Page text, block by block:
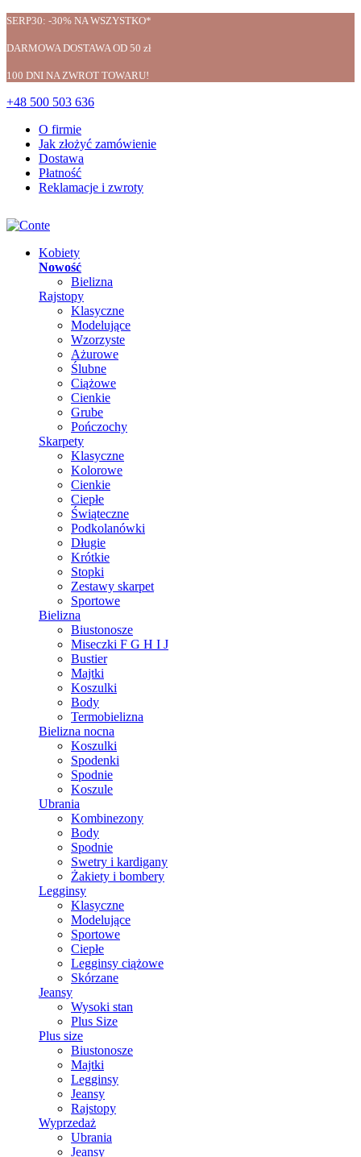
SERP30: -30% NA WSZYSTKO*
DARMOWA DOSTAWA OD 50 zł
100 DNI NA ZWROT TOWARU!
+48 500 503 636
O firmie
Jak złożyć zamówienie
Dostawa
Płatność
Reklamacje i zwroty
Kobiety
Nowość
Bielizna
Rajstopy
Klasyczne
Modelujące
Wzorzyste
Ażurowe
Ślubne
Ciążowe
Cienkie
Grube
Pończochy
Skarpety
Klasyczne
Kolorowe
Cienkie
Ciepłe
Świąteczne
Podkolanówki
Długie
Krótkie
Stopki
Zestawy skarpet
Sportowe
Bielizna
Biustonosze
Miseczki F G H I J
Bustier
Majtki
Koszulki
Body
Termobielizna
Bielizna nocna
Koszulki
Spodenki
Spodnie
Koszule
Ubrania
Kombinezony
Body
Spodnie
Swetry i kardigany
Żakiety i bombery
Legginsy
Klasyczne
Modelujące
Sportowe
Ciepłe
Legginsy ciążowe
Skórzane
Jeansy
Wysoki stan
Plus Size
Plus size
Biustonosze
Majtki
Legginsy
Jeansy
Rajstopy
Wyprzedaż
Ubrania
Jeansy